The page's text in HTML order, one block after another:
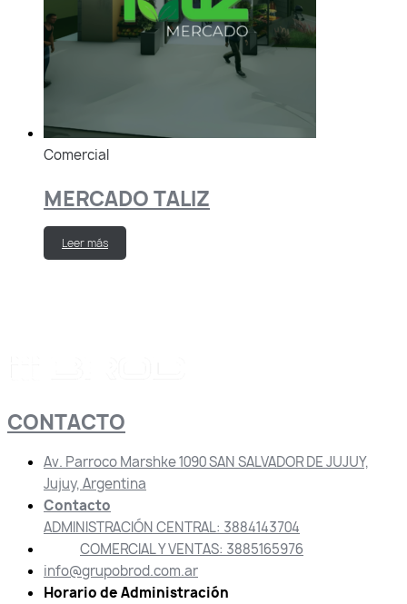
Comercial
MERCADO TALIZ
Leer más
CONTACTO
Av. Parroco Marshke 1090 SAN SALVADOR DE JUJUY,
Jujuy, Argentina
Contacto
ADMINISTRACIÓN CENTRAL: 3884143704
COMERCIAL Y VENTAS: 3885165976
info@grupobrod.com.ar
Horario de Administración